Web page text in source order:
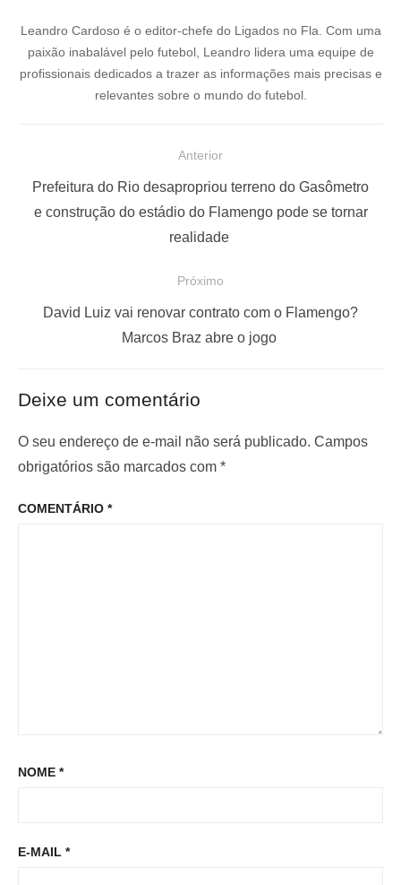
Leandro Cardoso é o editor-chefe do Ligados no Fla. Com uma
paixão inabalável pelo futebol, Leandro lidera uma equipe de
profissionais dedicados a trazer as informações mais precisas e
relevantes sobre o mundo do futebol.
d
P
o
s
Anterior
P
o
r
Prefeitura do Rio desapropriou terreno do Gasômetro
e construção do estádio do Flamengo pode se tornar
realidade
Próximo
m
o
o
David Luiz vai renovar contrato com o Flamengo?
Marcos Braz abre o jogo
Deixe um comentário
O seu endereço de e-mail não será publicado. Campos
obrigatórios são marcados com *
COMENTÁRIO *
NOME *
E-MAIL *